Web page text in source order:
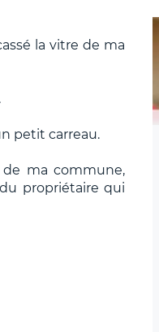
la vitre de ma
petit carreau.
ma commune,
propriétaire qui